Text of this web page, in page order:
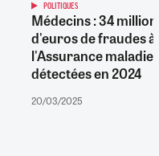
POLITIQUES
Médecins : 34
d'euros de fraudes à
l'Assurance maladie
détectées en 2024
20/03/2025